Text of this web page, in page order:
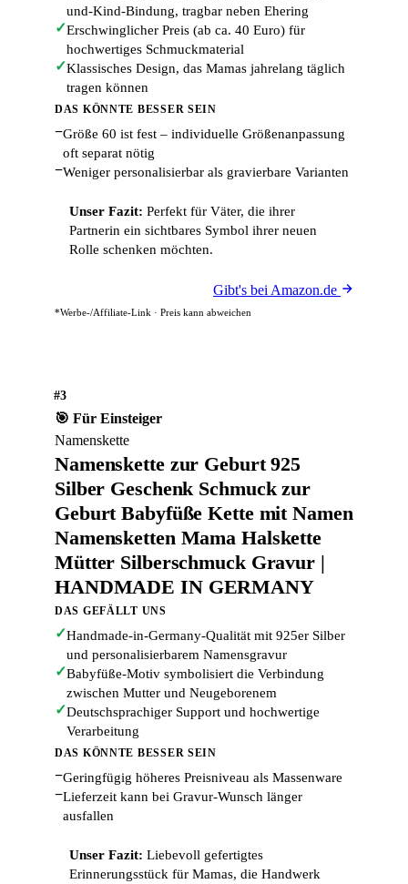
und-Kind-Bindung, tragbar neben Ehering
✓Erschwinglicher Preis (ab ca. 40 Euro) für
hochwertiges Schmuckmaterial
✓Klassisches Design, das Mamas jahrelang täglich
tragen können
DAS KÖNNTE BESSER SEIN
−Größe 60 ist fest – individuelle Größenanpassung
oft separat nötig
−Weniger personalisierbar als gravierbare Varianten
Unser Fazit: Perfekt für Väter, die ihrer
Partnerin ein sichtbares Symbol ihrer neuen
Rolle schenken möchten.
Gibt's bei Amazon.de
*Werbe-/Affiliate-Link · Preis kann abweichen
#3
🎯 Für Einsteiger
Namenskette
Namenskette zur Geburt 925
Silber Geschenk Schmuck zur
Geburt Babyfüße Kette mit Namen
Namensketten Mama Halskette
Mütter Silberschmuck Gravur |
HANDMADE IN GERMANY
DAS GEFÄLLT UNS
✓Handmade-in-Germany-Qualität mit 925er Silber
und personalisierbarem Namensgravur
✓Babyfüße-Motiv symbolisiert die Verbindung
zwischen Mutter und Neugeborenem
✓Deutschsprachiger Support und hochwertige
Verarbeitung
DAS KÖNNTE BESSER SEIN
−Geringfügig höheres Preisniveau als Massenware
−Lieferzeit kann bei Gravur-Wunsch länger
ausfallen
Unser Fazit: Liebevoll gefertigtes
Erinnerungsstück für Mamas, die Handwerk